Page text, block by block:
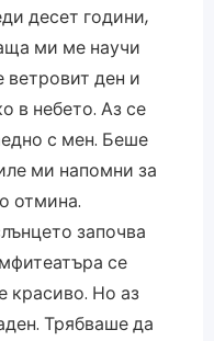
десет години,
ми ме научи
ден и
в небето. Аз се
с мен. Беше
ми напомни за
отмина.
започва
се
красиво. Но аз
Трябваше да